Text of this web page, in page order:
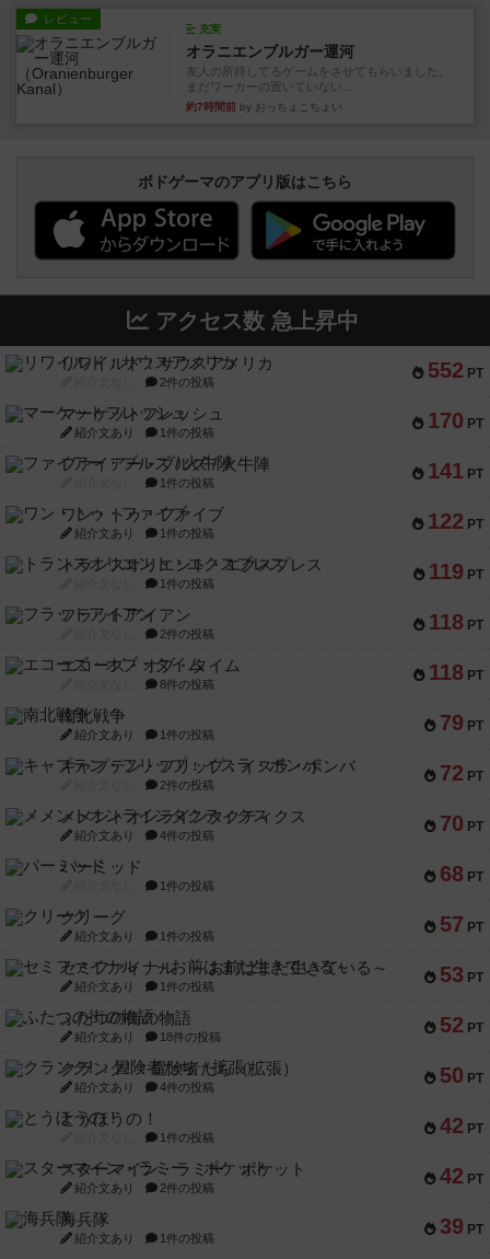
レビュー
充実
オラニエンブルガー運河
友人の所持してるゲームをさせてもらいました。
まだワーカーの置いていない...
約7時間前 by おっちょこちょい
ボドゲーマのアプリ版はこちら
アクセス数 急上昇中
552 PT
リワイルド：サウスアメリカ
2件の投稿
170 PT
マーケットフレッシュ
紹介文あり 1件の投稿
141 PT
ファイアー・ブルズ / 火牛陣
1件の投稿
122 PT
ワン・トゥ・ファイブ
紹介文あり 1件の投稿
119 PT
トランスオリエント・エクスプレス
1件の投稿
118 PT
フラットアイアン
2件の投稿
118 PT
エコーズ・オブ・タイム
8件の投稿
79 PT
南北戦争
紹介文あり 1件の投稿
72 PT
キャプテン・フリップ：イスラ・ボンバ
2件の投稿
70 PT
メメントオンラインタクティクス
紹介文あり 4件の投稿
68 PT
パーミッド
1件の投稿
57 PT
クリーグ
紹介文あり 1件の投稿
53 PT
セミファイナル ～お前はまだ生きている～
紹介文あり 1件の投稿
52 PT
ふたつの街の物語
紹介文あり 18件の投稿
50 PT
クランク! ：冒険者たち（拡張）
紹介文あり 4件の投稿
42 PT
とうほうの！
1件の投稿
42 PT
スターマイン・ラミー ポケット
紹介文あり 2件の投稿
39 PT
海兵隊
紹介文あり 1件の投稿